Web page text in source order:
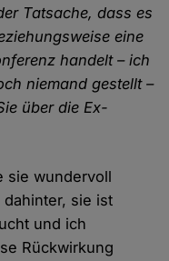
Tatsache, dass es
eine
handelt – ich
niemand gestellt –
über die Ex-
sie wundervoll
sie ist
und ich
Rückwirkung